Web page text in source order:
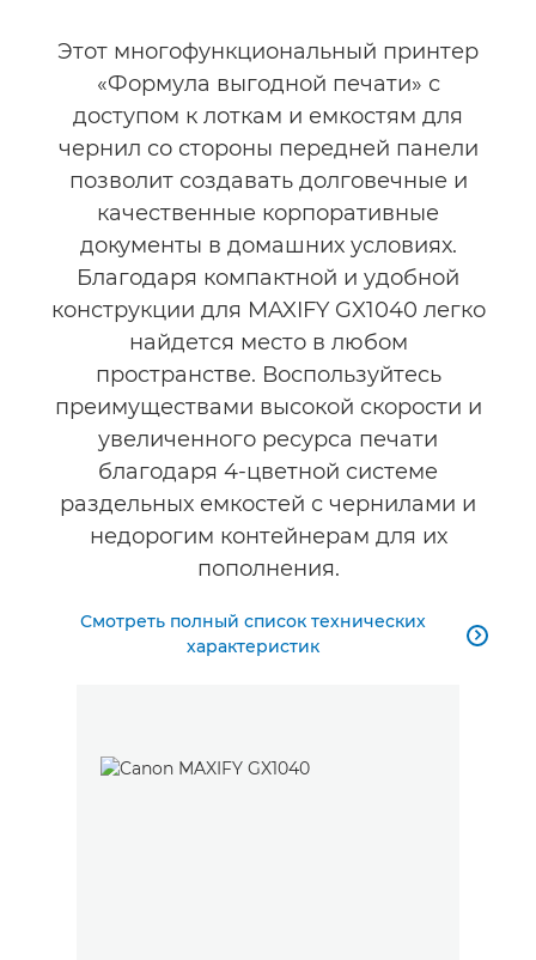
Этот многофункциональный принтер
«Формула выгодной печати» с
доступом к лоткам и емкостям для
чернил со стороны передней панели
позволит создавать долговечные и
качественные корпоративные
документы в домашних условиях.
Благодаря компактной и удобной
конструкции для MAXIFY GX1040 легко
найдется место в любом
пространстве. Воспользуйтесь
преимуществами высокой скорости и
увеличенного ресурса печати
благодаря 4-цветной системе
раздельных емкостей с чернилами и
недорогим контейнерам для их
пополнения.
Смотреть полный список технических
характеристик
